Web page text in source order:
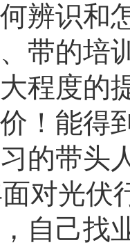
辨识和
带的培
程度的
！能得
的带头
对光伏
自己找